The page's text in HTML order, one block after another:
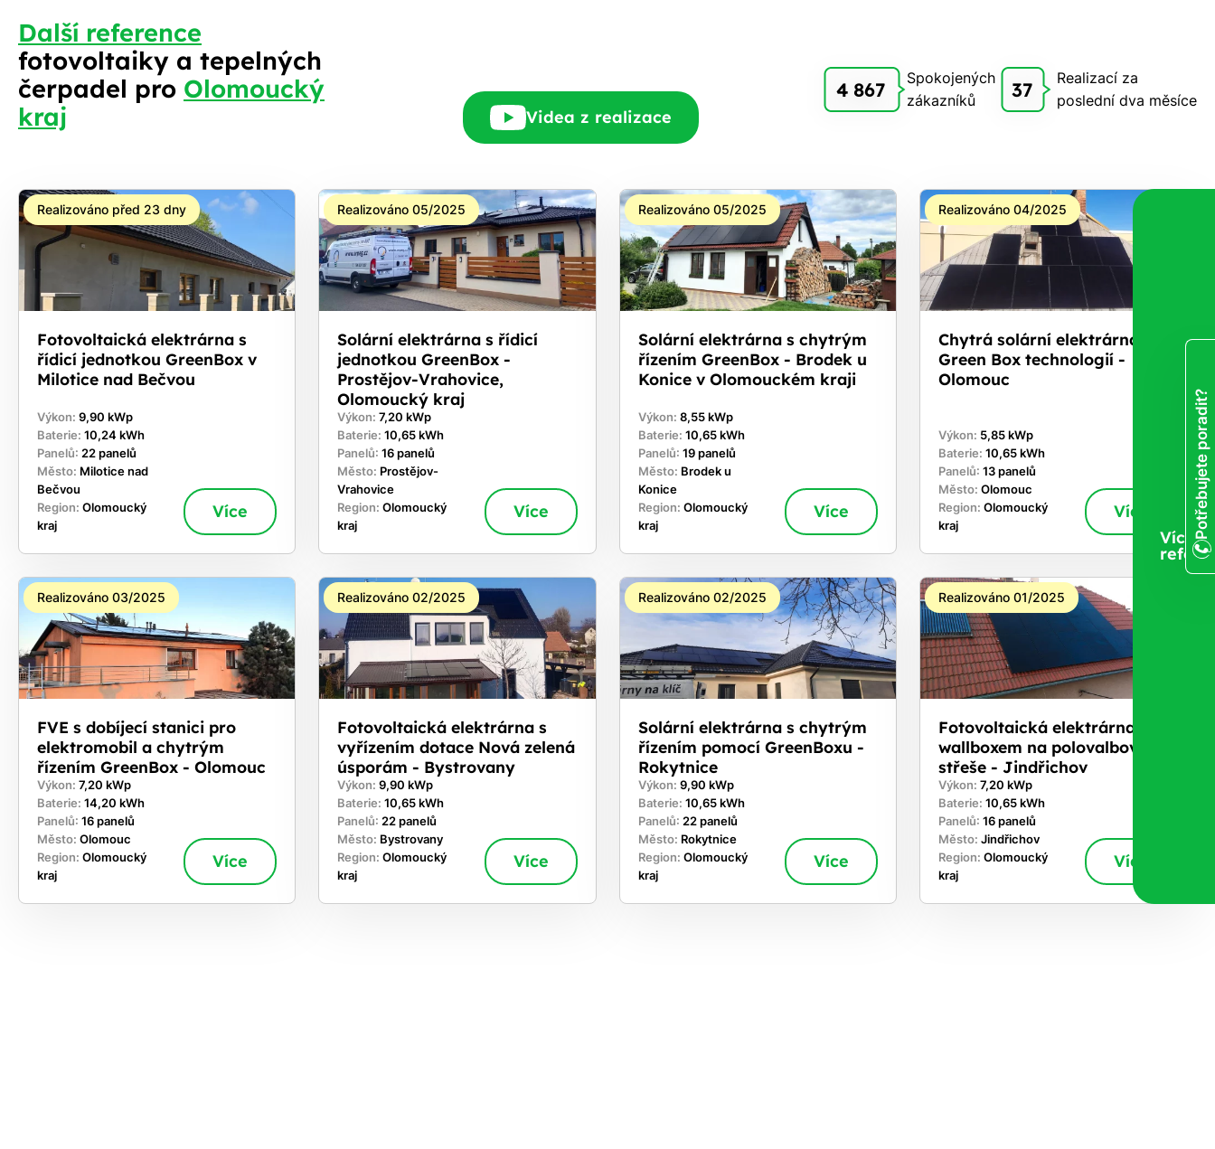
Další reference
fotovoltaiky a tepelných
čerpadel pro Olomoucký
kraj
Videa z realizace
4 867
Spokojených
zákazníků
37
Realizací za
poslední dva měsíce
Realizováno před 23 dny
Fotovoltaická elektrárna s
řídicí jednotkou GreenBox v
Milotice nad Bečvou
Výkon: 9,90 kWp
Baterie: 10,24 kWh
Panelů: 22 panelů
Město: Milotice nad
Bečvou
Region: Olomoucký
kraj
Více
Realizováno 05/2025
Solární elektrárna s řídicí
jednotkou GreenBox -
Prostějov-Vrahovice,
Olomoucký kraj
Výkon:7,20 kWp
Baterie:10,65 kWh
Panelů:16 panelů
Město: Prostějov-
Vrahovice
Region:Olomoucký
kraj
Více
Realizováno 05/2025
Solární elektrárna s chytrým
řízením GreenBox - Brodek u
Konice v Olomouckém kraji
Výkon: 8,55 kWp
Baterie: 10,65 kWh
Panelů: 19 panelů
Město: Brodek u
Konice
Region: Olomoucký
kraj
Více
Realizováno 04/2025
Chytrá solární elektrárna s
Green Box technologií -
Olomouc
Výkon: 5,85 kWp
Baterie: 10,65 kWh
Panelů: 13 panelů
Město: Olomouc
Region: Olomoucký
kraj
Více
Realizováno 03/2025
FVE s dobíjecí stanici pro
elektromobil a chytrým
řízením GreenBox - Olomouc
Výkon: 7,20 kWp
Baterie: 14,20 kWh
Panelů: 16 panelů
Město: Olomouc
Region: Olomoucký
kraj
Více
Realizováno 02/2025
Fotovoltaická elektrárna s
vyřízením dotace Nová zelená
úsporám - Bystrovany
Výkon:9,90 kWp
Baterie:10,65 kWh
Panelů:22 panelů
Město: Bystrovany
Region:Olomoucký
kraj
Více
Realizováno 02/2025
Solární elektrárna s chytrým
řízením pomocí GreenBoxu -
Rokytnice
Výkon: 9,90 kWp
Baterie: 10,65 kWh
Panelů: 22 panelů
Město: Rokytnice
Region: Olomoucký
kraj
Více
Realizováno 01/2025
Fotovoltaická elektrárna s
wallboxem na polovalbové
střeše - Jindřichov
Výkon: 7,20 kWp
Baterie: 10,65 kWh
Panelů: 16 panelů
Město: Jindřichov
Region: Olomoucký
kraj
Více
VícePotřebujete poradit?